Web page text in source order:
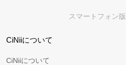
スマートフォン版
CiNiiについて
CiNiiについて